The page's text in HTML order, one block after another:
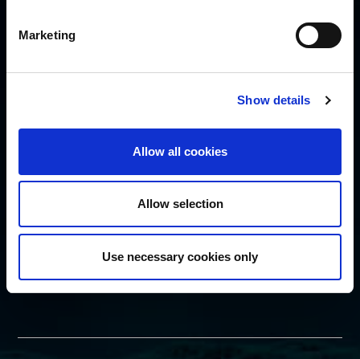
Marketing
Show details
Allow all cookies
Allow selection
Use necessary cookies only
Política de Seguridad
SUSCRÍBETE
SÍGUENOS